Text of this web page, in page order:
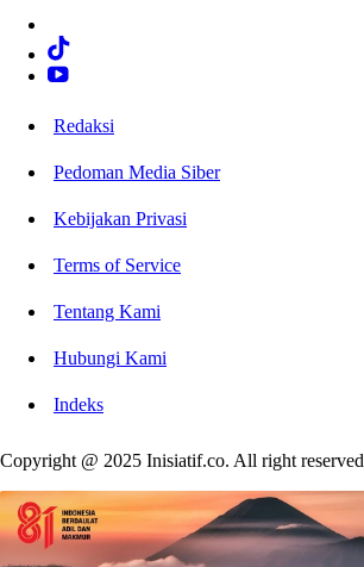
Redaksi
Pedoman Media Siber
Kebijakan Privasi
Terms of Service
Tentang Kami
Hubungi Kami
Indeks
Copyright @ 2025 Inisiatif.co. All right reserved